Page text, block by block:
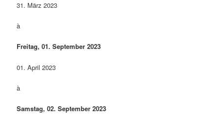
31. März 2023
à
Freitag, 01. September 2023
01. April 2023
à
Samstag, 02. September 2023